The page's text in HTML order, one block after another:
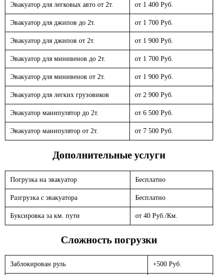
Эвакуатор для легковых авто от 2т. от 1 400 Руб.
Эвакуатор для джипов до 2т. от 1 700 Руб.
Эвакуатор для джипов от 2т. от 1 900 Руб.
Эвакуатор для минивенов до 2т. от 1 700 Руб.
Эвакуатор для минивенов от 2т. от 1 900 Руб.
Эвакуатор для легких грузовиков от 2 900 Руб.
Эвакуатор манипулятор до 2т. от 6 500 Руб.
Эвакуатор манипулятор от 2т. от 7 500 Руб.
Дополнительные услуги
Погрузка на эвакуатор Бесплатно
Разгрузка с эвакуатора Бесплатно
Буксировка за км. пути от 40 Руб./Км.
Сложность погрузки
Заблокирован руль +500 Руб.